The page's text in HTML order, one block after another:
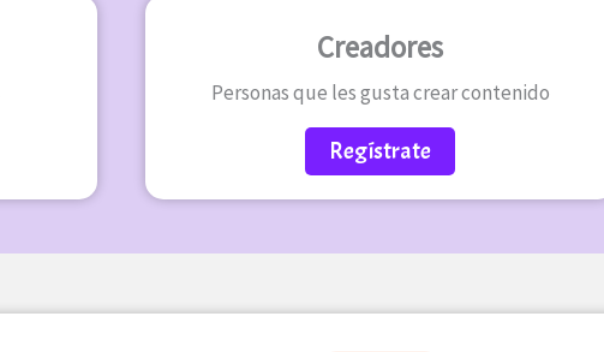
Creadores
Personas que les gusta crear contenido
Regístrate